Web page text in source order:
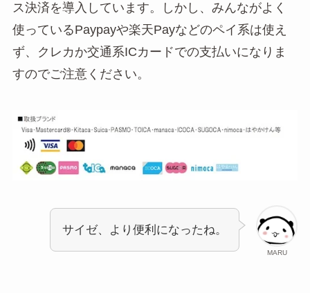
ス決済を導入しています。しかし、みんながよく
使っているPaypayや楽天Payなどのペイ系は使え
ず、クレカか交通系ICカードでの支払いになりま
すのでご注意ください。
MARU
サイゼ、より便利になったね。